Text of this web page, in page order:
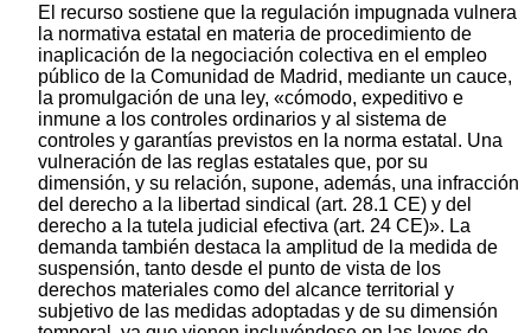
El recurso sostiene que la regulación impugnada vulnera
la normativa estatal en materia de procedimiento de
inaplicación de la negociación colectiva en el empleo
público de la Comunidad de Madrid, mediante un cauce,
la promulgación de una ley, «cómodo, expeditivo e
inmune a los controles ordinarios y al sistema de
controles y garantías previstos en la norma estatal. Una
vulneración de las reglas estatales que, por su
dimensión, y su relación, supone, además, una infracción
del derecho a la libertad sindical (art. 28.1 CE) y del
derecho a la tutela judicial efectiva (art. 24 CE)». La
demanda también destaca la amplitud de la medida de
suspensión, tanto desde el punto de vista de los
derechos materiales como del alcance territorial y
subjetivo de las medidas adoptadas y de su dimensión